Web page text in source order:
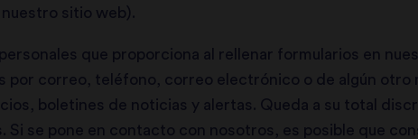
sitio web).
que proporciona al rellenar formularios en
correo, teléfono, correo electrónico o de algún otro
boletines de noticias y alertas. Queda a su total
se pone en contacto con nosotros, es posible que